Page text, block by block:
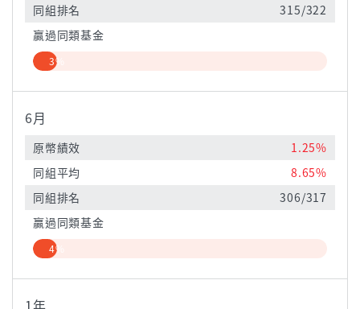
同組排名
315/322
贏過同類基金
3%
6月
原幣績效
1.25%
同組平均
8.65%
同組排名
306/317
贏過同類基金
4%